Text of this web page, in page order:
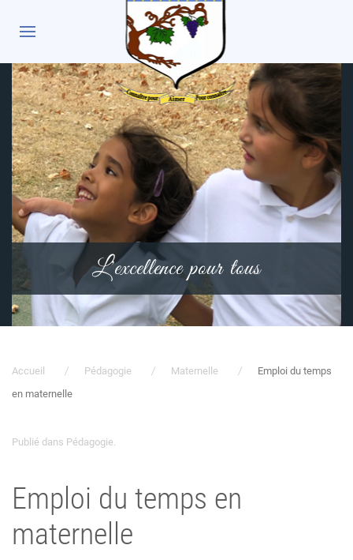
L'excellence pour tous
Accueil Pédagogie Maternelle
Emploi du temps
en maternelle
Publié dans Pédagogie.
Emploi du temps en
maternelle